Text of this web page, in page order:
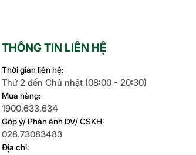
THÔNG TIN LIÊN HỆ
Thời gian liên hệ:
Thứ 2 đến Chủ nhật (08:00 - 20:30)
Mua hàng:
1900.633.634
Góp ý/ Phản ánh DV/ CSKH:
028.73083483
Địa chỉ: